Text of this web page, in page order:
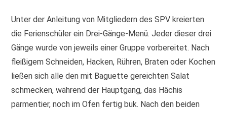
Unter der Anleitung von Mitgliedern des SPV kreierten
die Ferienschüler ein Drei-Gänge-Menü. Jeder dieser drei
Gänge wurde von jeweils einer Gruppe vorbereitet. Nach
fleißigem Schneiden, Hacken, Rühren, Braten oder Kochen
ließen sich alle den mit Baguette gereichten Salat
schmecken, während der Hauptgang, das Hâchis
parmentier, noch im Ofen fertig buk. Nach den beiden